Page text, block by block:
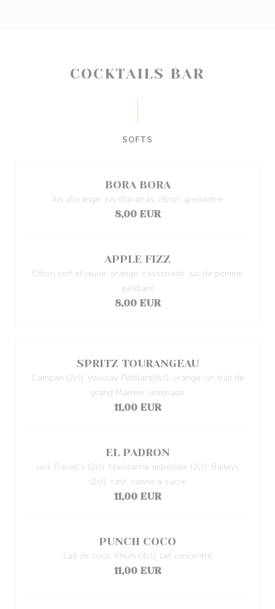
COCKTAILS BAR
SOFTS
BORA BORA
Jus d'orange, jus d'ananas, citron, grenadine
8,00 EUR
APPLE FIZZ
Citron vert et jaune, orange, cassonade, jus de pomme
pétillant
8,00 EUR
SPRITZ TOURANGEAU
Campari (2cl), Vouvray Pétillant(8cl), orange, un trait de
grand Marnier, limonade
11,00 EUR
EL PADRON
Jack Daniel's (2cl), Mandarine impériale (2cl), Baileys
(2cl), café, canne a sucre
11,00 EUR
PUNCH COCO
Lait de coco, Rhum (4cl), lait concentré
11,00 EUR